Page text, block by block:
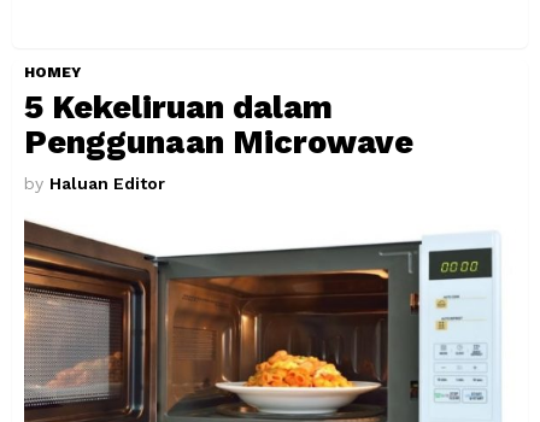
HOMEY
5 Kekeliruan dalam
Penggunaan Microwave
by Haluan Editor